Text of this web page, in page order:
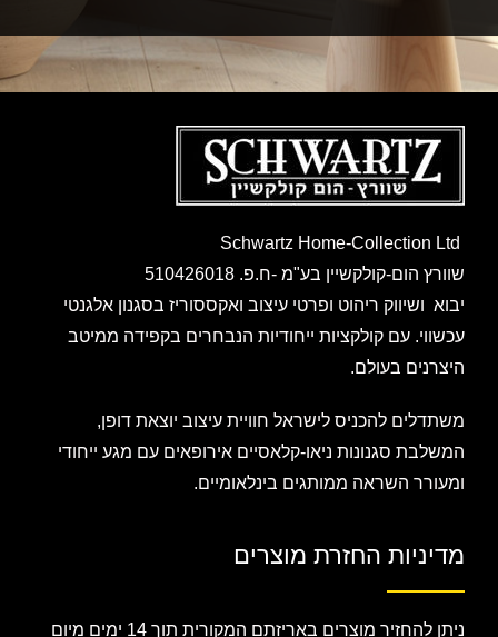
שוורץ הום-קולקשיין בע"מ -ח.פ. 510426018
יבוא ושיווק ריהוט ופרטי עיצוב ואקססוריז בסגנון אלגנטי
עכשווי. עם קולקציות ייחודיות הנבחרים בקפידה ממיטב
היצרנים בעולם.
משתדלים להכניס לישראל חוויית עיצוב יוצאת דופן,
המשלבת סגנונות ניאו-קלאסיים אירופאים עם מגע ייחודי
ומעורר השראה ממותגים בינלאומיים.
מדיניות החזרת מוצרים
ניתן להחזיר מוצרים באריזתם המקורית תוך 14 ימים מיום